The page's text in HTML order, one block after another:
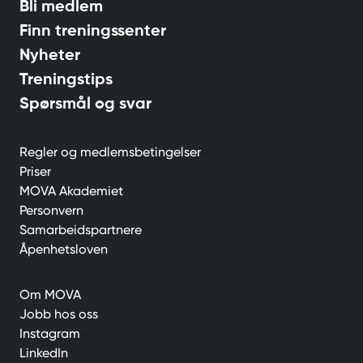
Bli medlem
Finn treningssenter
Nyheter
Treningstips
Spørsmål og svar
Regler og medlemsbetingelser
Priser
MOVA Akademiet
Personvern
Samarbeidspartnere
Åpenhetsloven
Om MOVA
Jobb hos oss
Instagram
LinkedIn